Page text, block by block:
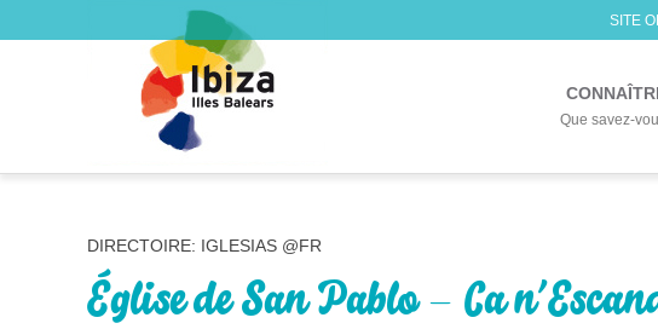
SITE
Que savez-
DIRECTOIRE: IGLESIAS @FR
Église de San Pablo – Ca